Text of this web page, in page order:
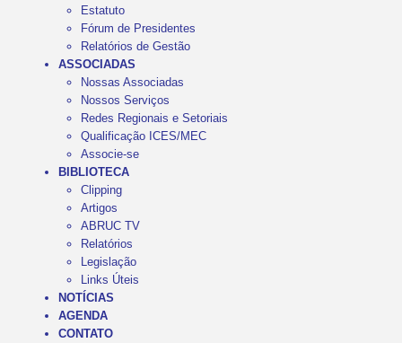
Estatuto
Fórum de Presidentes
Relatórios de Gestão
ASSOCIADAS
Nossas Associadas
Nossos Serviços
Redes Regionais e Setoriais
Qualificação ICES/MEC
Associe-se
BIBLIOTECA
Clipping
Artigos
ABRUC TV
Relatórios
Legislação
Links Úteis
NOTÍCIAS
AGENDA
CONTATO